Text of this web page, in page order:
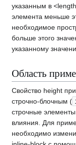
указанным в
элемента меньше
необходимое
больше этого
указанному
Область
Свойство height
строчно-блочным (
строчные
влияния. Для
необходимо